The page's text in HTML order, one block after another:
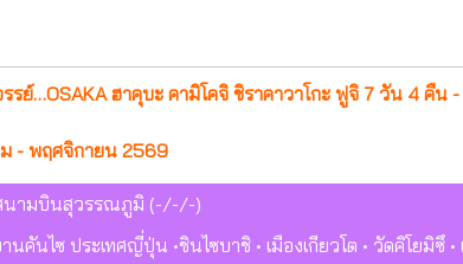
รย์…OSAKA ฮาคุบะ คามิโคจิ ชิราคาวาโกะ ฟูจิ 7 วัน 4 คืน -
- พฤศจิกายน 2569
นามบินสุวรรณภูมิ (-/-/-)
นคันไซ ประเทศญี่ปุ่น •ชินไซบาชิ • เมืองเกียวโต • วัดคิโยมิซึ